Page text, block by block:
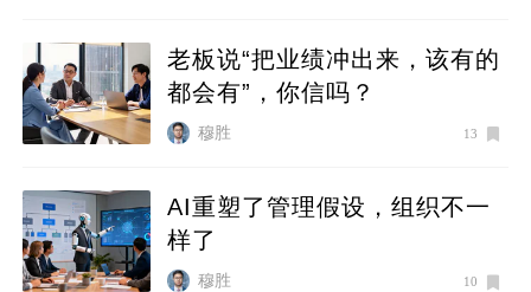
老板说“把业绩冲出来，该有的
都会有”，你信吗？
穆胜 13
AI重塑了管理假设，组织不一
样了
穆胜 10